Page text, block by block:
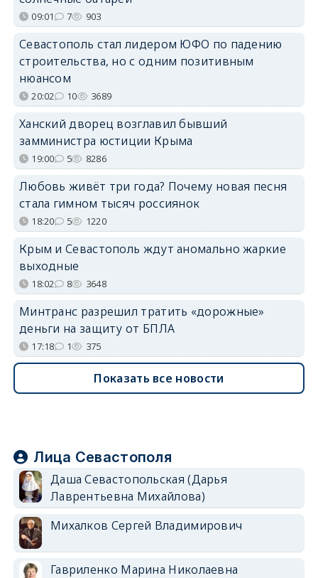
09:01 7 903
Севастополь стал лидером ЮФО по падению
строительства, но с одним позитивным
нюансом
20:02 10 3689
Ханский дворец возглавил бывший
замминистра юстиции Крыма
19:00 5 8286
Любовь живёт три года? Почему новая песня
стала гимном тысяч россиянок
18:20 5 1220
Крым и Севастополь ждут аномально жаркие
выходные
18:02 8 3648
Минтранс разрешил тратить «дорожные»
деньги на защиту от БПЛА
17:18 1 375
Показать все новости
Лица Севастополя
Даша Севастопольская (Дарья
Лаврентьевна Михайлова)
Михалков Сергей Владимирович
Гавриленко Марина Николаевна